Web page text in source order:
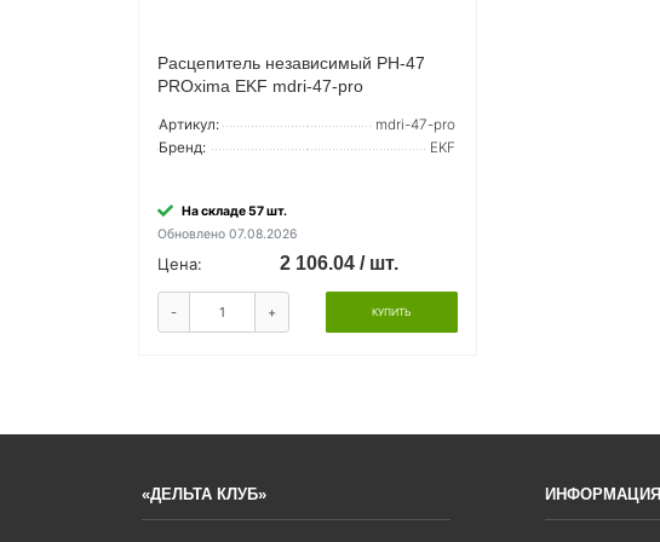
Расцепитель независимый РН-47
PROxima EKF mdri-47-pro
Артикул:
mdri-47-pro
Бренд:
EKF
На складе 57 шт.
Обновлено 07.08.2026
Цена: 2 106.04 / шт.
- + КУПИТЬ
«ДЕЛЬТА КЛУБ» ИНФОРМАЦИЯ